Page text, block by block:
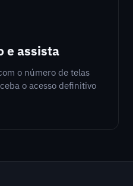
e assista
o número de telas
o acesso definitivo